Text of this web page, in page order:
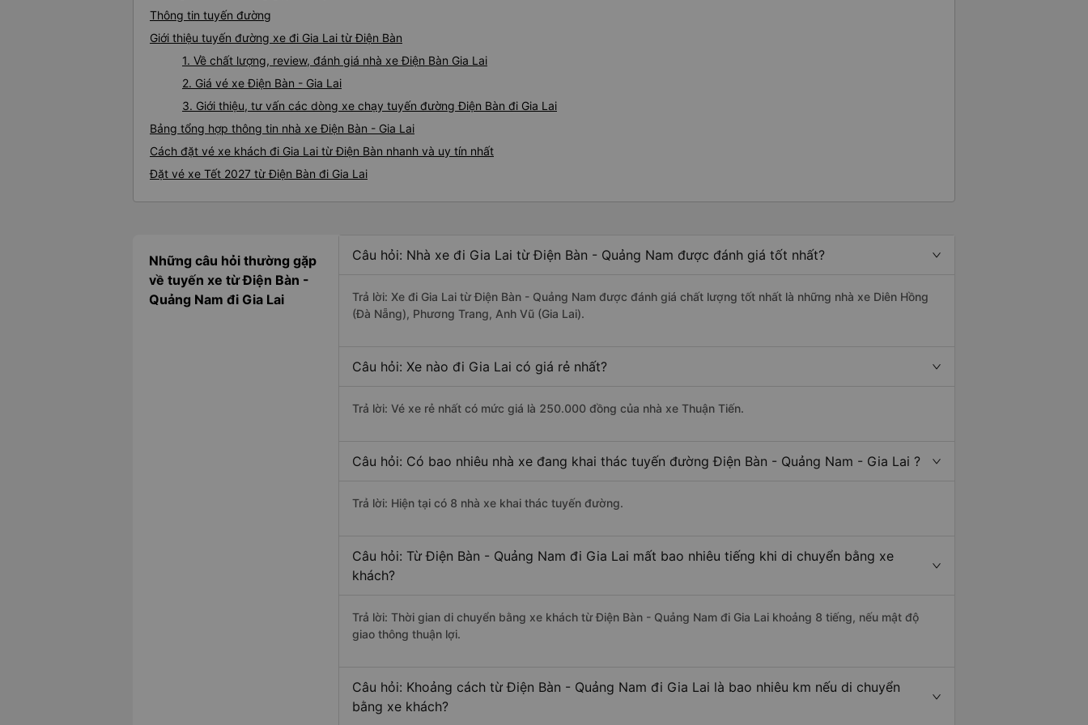
Thông tin tuyến đường
Giới thiệu tuyến đường xe đi Gia Lai từ Điện Bàn
1. Về chất lượng, review, đánh giá nhà xe Điện Bàn Gia Lai
2. Giá vé xe Điện Bàn - Gia Lai
3. Giới thiệu, tư vấn các dòng xe chạy tuyến đường Điện Bàn đi Gia Lai
Bảng tổng hợp thông tin nhà xe Điện Bàn - Gia Lai
Cách đặt vé xe khách đi Gia Lai từ Điện Bàn nhanh và uy tín nhất
Đặt vé xe Tết 2027 từ Điện Bàn đi Gia Lai
Những câu hỏi thường gặp
về tuyến xe từ Điện Bàn -
Quảng Nam đi Gia Lai
Câu hỏi: Nhà xe đi Gia Lai từ Điện Bàn - Quảng Nam được đánh giá tốt nhất?
Trả lời: Xe đi Gia Lai từ Điện Bàn - Quảng Nam được đánh giá chất lượng tốt nhất là những nhà xe Diên Hồng
(Đà Nẵng), Phương Trang, Anh Vũ (Gia Lai).
Câu hỏi: Xe nào đi Gia Lai có giá rẻ nhất?
Trả lời: Vé xe rẻ nhất có mức giá là 250.000 đồng của nhà xe Thuận Tiến.
Câu hỏi: Có bao nhiêu nhà xe đang khai thác tuyến đường Điện Bàn - Quảng Nam - Gia Lai ?
Trả lời: Hiện tại có 8 nhà xe khai thác tuyến đường.
Câu hỏi: Từ Điện Bàn - Quảng Nam đi Gia Lai mất bao nhiêu tiếng khi di chuyển bằng xe
khách?
Trả lời: Thời gian di chuyển bằng xe khách từ Điện Bàn - Quảng Nam đi Gia Lai khoảng 8 tiếng, nếu mật độ
giao thông thuận lợi.
Câu hỏi: Khoảng cách từ Điện Bàn - Quảng Nam đi Gia Lai là bao nhiêu km nếu di chuyển
bằng xe khách?